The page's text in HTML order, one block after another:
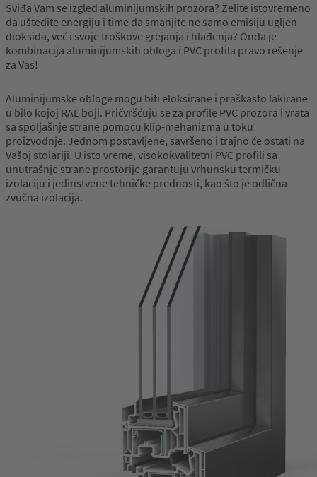
Sviđa Vam se izgled aluminijumskih prozora? Želite istovremeno
da uštedite energiju i time da smanjite ne samo emisiju ugljen-
dioksida, već i svoje troškove grejanja i hlađenja? Onda je
kombinacija aluminijumskih obloga i PVC profila pravo rešenje
za Vas!
Aluminijumske obloge mogu biti eloksirane i praškasto lakirane
u bilo kojoj RAL boji. Pričvršćuju se za profile PVC prozora i vrata
sa spoljašnje strane pomoću klip-mehanizma u toku
proizvodnje. Jednom postavljene, savršeno i trajno će ostati na
Vašoj stolariji. U isto vreme, visokokvalitetni PVC profili sa
unutrašnje strane prostorije garantuju vrhunsku termičku
izolaciju i jedinstvene tehničke prednosti, kao što je odlična
zvučna izolacija.